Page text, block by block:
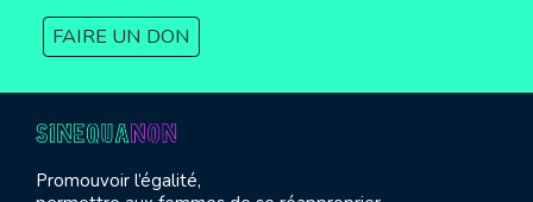
FAIRE UN DON
Promouvoir l’égalité,